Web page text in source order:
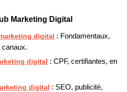
Marketing Digital
digital : Fondamentaux,
canaux.
digital : CPF, certifiantes, en
digital : SEO, publicité,